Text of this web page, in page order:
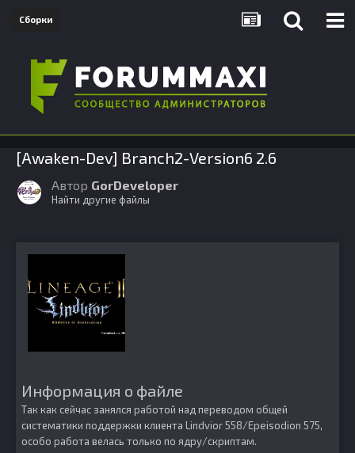
Сборки
[Awaken-Dev] Branch2-Version6 2.6
Автор GorDeveloper
Найти другие файлы
Информация о файле
Так как сейчас занялся работой над переводом общей
систематики поддержки клиента Lindvior 558/Epeisodion 575,
особо работа велась только по ядру/скриптам.